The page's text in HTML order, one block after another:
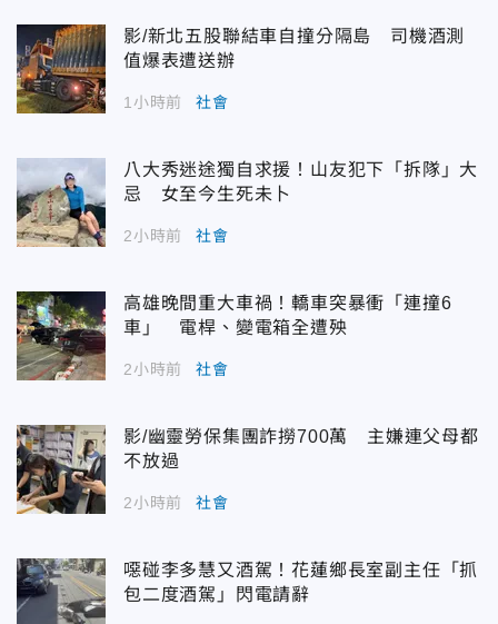
影/新北五股聯結車自撞分隔島 司機酒測
值爆表遭送辦
1小時前 社會
八大秀迷途獨自求援！山友犯下「拆隊」大
忌 女至今生死未卜
2小時前 社會
高雄晚間重大車禍！轎車突暴衝「連撞6
車」 電桿、變電箱全遭殃
2小時前 社會
影/幽靈勞保集團詐撈700萬 主嫌連父母都
不放過
2小時前 社會
噁碰李多慧又酒駕！花蓮鄉長室副主任「抓
包二度酒駕」閃電請辭